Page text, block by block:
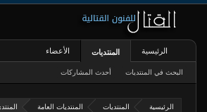
الرئيسية المنتديات المنتديات العامة
الرئيسية المنتديات
البحث في المنتديات أحدث المشاركات
الأعضاء